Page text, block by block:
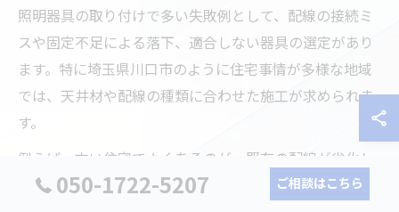
照明器具の取り付けで多い失敗例として、配線の接続ミ
スや固定不足による落下、適合しない器具の選定があり
ます。特に埼玉県川口市のように住宅事情が多様な地域
では、天井材や配線の種類に合わせた施工が求められま
す。
例えば、古い住宅でよくあるのが、既存の配線が劣化し
ていたために新しい照明器具が正常に点灯しなかったケ
050-1722-5207 ご相談はこちら